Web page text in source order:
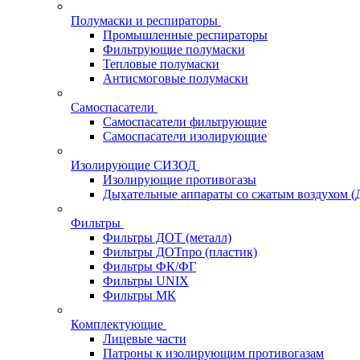
Полумаски и респираторы
Промышленные респираторы
Фильтрующие полумаски
Тепловые полумаски
Антисмоговые полумаски
Самоспасатели
Самоспасатели фильтрующие
Самоспасатели изолирующие
Изолирующие СИЗОД
Изолирующие противогазы
Дыхательные аппараты со сжатым воздухом
Фильтры
Фильтры ДОТ (металл)
Фильтры ДОТпро (пластик)
Фильтры ФК/ФГ
Фильтры UNIX
Фильтры МК
Комплектующие
Лицевые части
Патроны к изолирующим противогазам